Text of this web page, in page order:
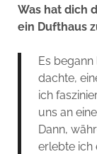
Was hat dich
ein Dufthaus
Es
dachte,
ich
uns an
Dann,
erlebte ich